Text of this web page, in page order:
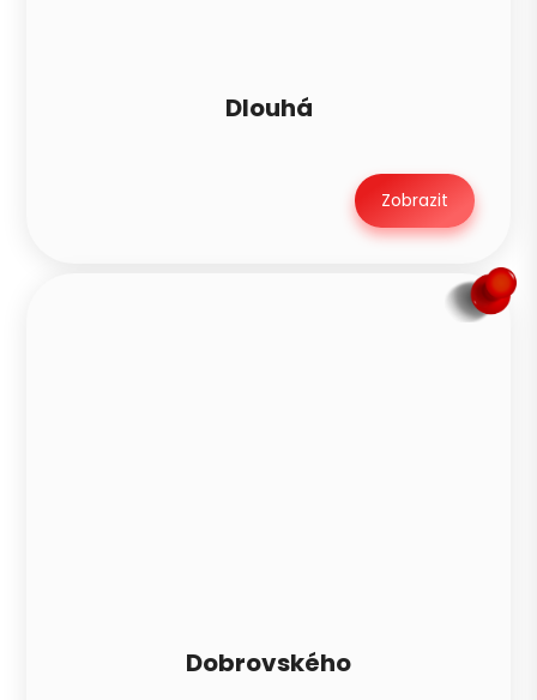
Dlouhá
Zobrazit
Dobrovského